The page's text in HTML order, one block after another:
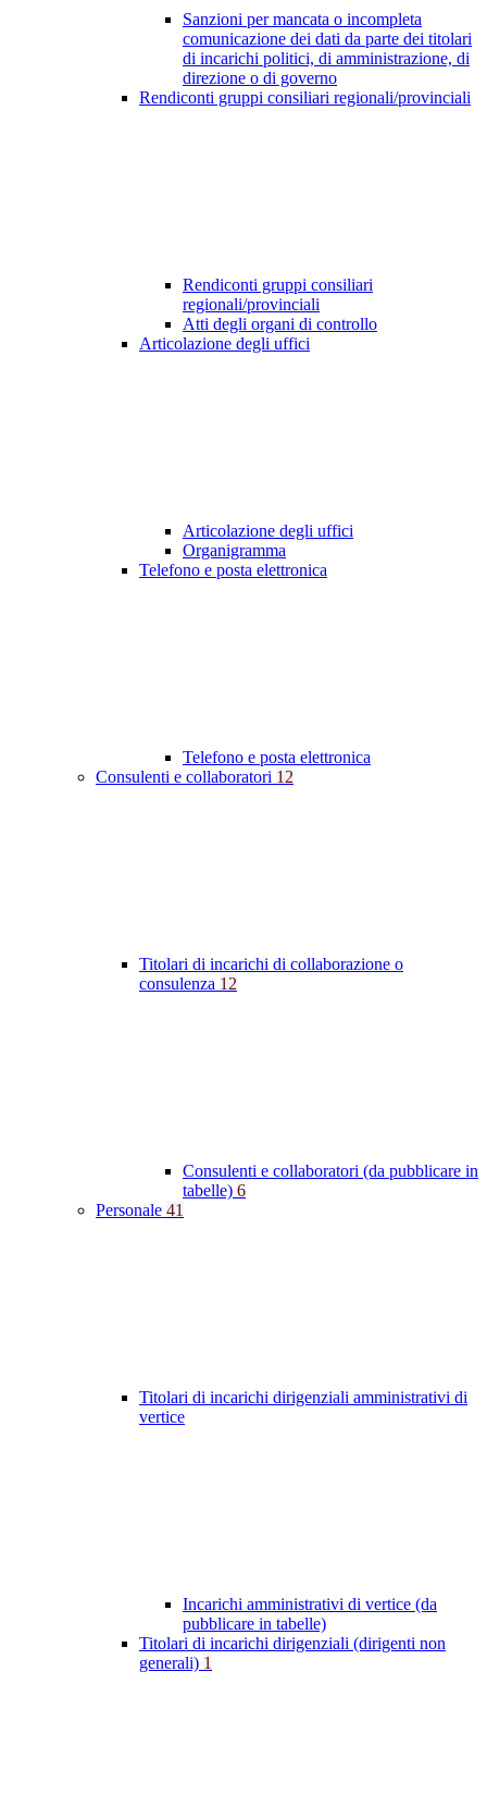
Sanzioni per mancata o incompleta
comunicazione dei dati da parte dei titolari
di incarichi politici, di amministrazione, di
direzione o di governo
Rendiconti gruppi consiliari regionali/provinciali
Rendiconti gruppi consiliari
regionali/provinciali
Atti degli organi di controllo
Articolazione degli uffici
Articolazione degli uffici
Organigramma
Telefono e posta elettronica
Telefono e posta elettronica
Consulenti e collaboratori 12
Titolari di incarichi di collaborazione o
consulenza 12
Consulenti e collaboratori (da pubblicare in
tabelle) 6
Personale 41
Titolari di incarichi dirigenziali amministrativi di
vertice
Incarichi amministrativi di vertice (da
pubblicare in tabelle)
Titolari di incarichi dirigenziali (dirigenti non
generali) 1